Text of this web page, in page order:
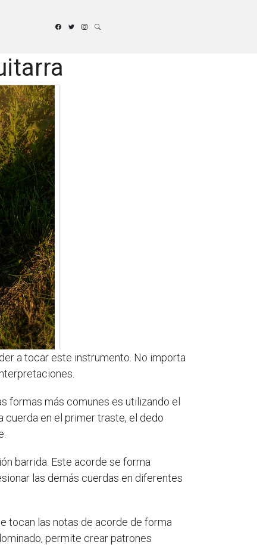
a tocar este instrumento. No importa
formas más comunes es utilizando el
cuerda en el primer traste, el dedo
barrida. Este acorde se forma
las demás cuerdas en diferentes
tocan las notas de acorde de forma
permite crear patrones